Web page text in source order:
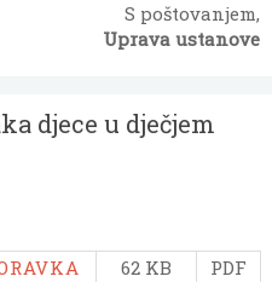
S poštovanjem,
Uprava ustanove
djece u dječjem
62 KB
PDF